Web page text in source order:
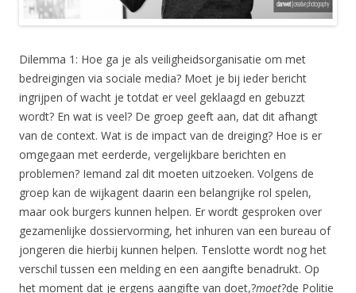
Dilemma 1: Hoe ga je als veiligheidsorganisatie om met
bedreigingen via sociale media? Moet je bij ieder bericht
ingrijpen of wacht je totdat er veel geklaagd en gebuzzt
wordt? En wat is veel? De groep geeft aan, dat dit afhangt
van de context. Wat is de impact van de dreiging? Hoe is er
omgegaan met eerderde, vergelijkbare berichten en
problemen? Iemand zal dit moeten uitzoeken. Volgens de
groep kan de wijkagent daarin een belangrijke rol spelen,
maar ook burgers kunnen helpen. Er wordt gesproken over
gezamenlijke dossiervorming, het inhuren van een bureau of
jongeren die hierbij kunnen helpen. Tenslotte wordt nog het
verschil tussen een melding en een aangifte benadrukt. Op
het moment dat je ergens aangifte van doet,?moet?de Politie